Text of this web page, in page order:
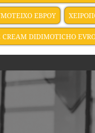
ΕΒΡΟΥ
CREAM DIDIMOTICHO